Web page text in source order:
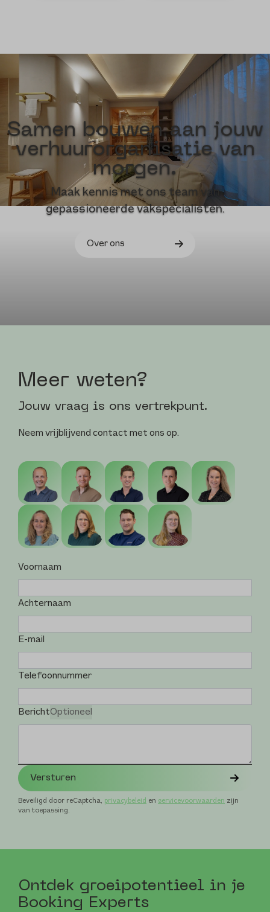
Samen bouwen aan jouw
verhuurorganisatie van
morgen.
Maak kennis met ons team van
gepassioneerde vakspecialisten.
Over ons
Meer weten?
Jouw vraag is ons vertrekpunt.
Neem vrijblijvend contact met ons op.
Voornaam
Achternaam
E-mail
Telefoonnummer
BerichtOptioneel
Versturen
Beveiligd door reCaptcha, privacybeleid en servicevoorwaarden zijn
van toepassing.
Ontdek groei­potentieel in je
Booking Experts